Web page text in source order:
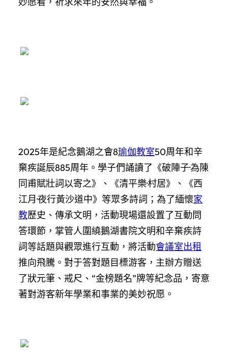
2025年是紀念鵝湖之會8瑜伽教室50周年和辛
棄疾誕辰885周年。學子們誦讀了《破陣子·為陳
同甫賦壯詞以寄之》、《清平樂·村居》、《西
江月·夜行黃沙道中》等眾多詩詞；為了緬懷家
教歷史、傳承文明，活動現場還設置了互動問
答環節，掌管人圍繞鵝湖書院文明和辛棄疾詩
詞等話題與觀眾進行互動，將活動會議室出租
推向飛騰。對于答對題目標游客，主辦方贈送
了狀元筆、戒尺、“金榜題名”牌等紀念品，寄意
著對游客新年學業和事業的美妙祝愿。